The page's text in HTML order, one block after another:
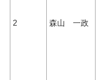
2 森山 一政